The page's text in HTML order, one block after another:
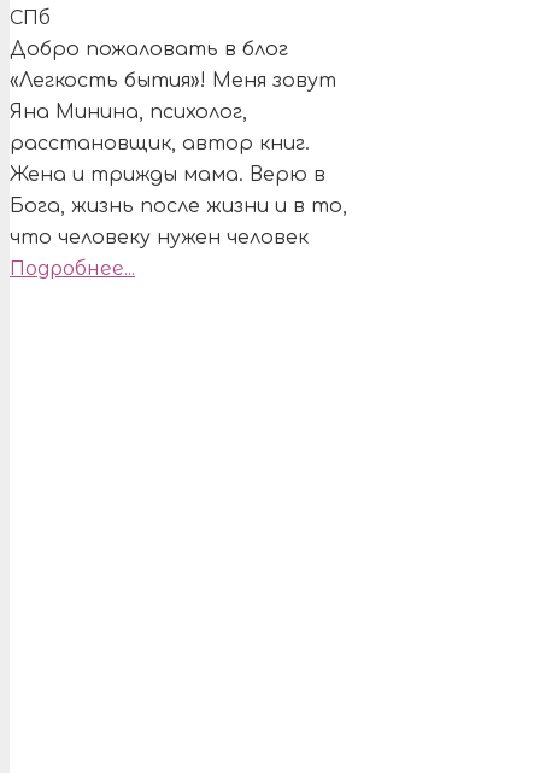
Добро пожаловать в блог
«Легкость бытия»! Меня зовут
Яна Минина, психолог,
расстановщик, автор книг.
Жена и трижды мама. Верю в
Бога, жизнь после жизни и в то,
что человеку нужен человек
Подробнее...